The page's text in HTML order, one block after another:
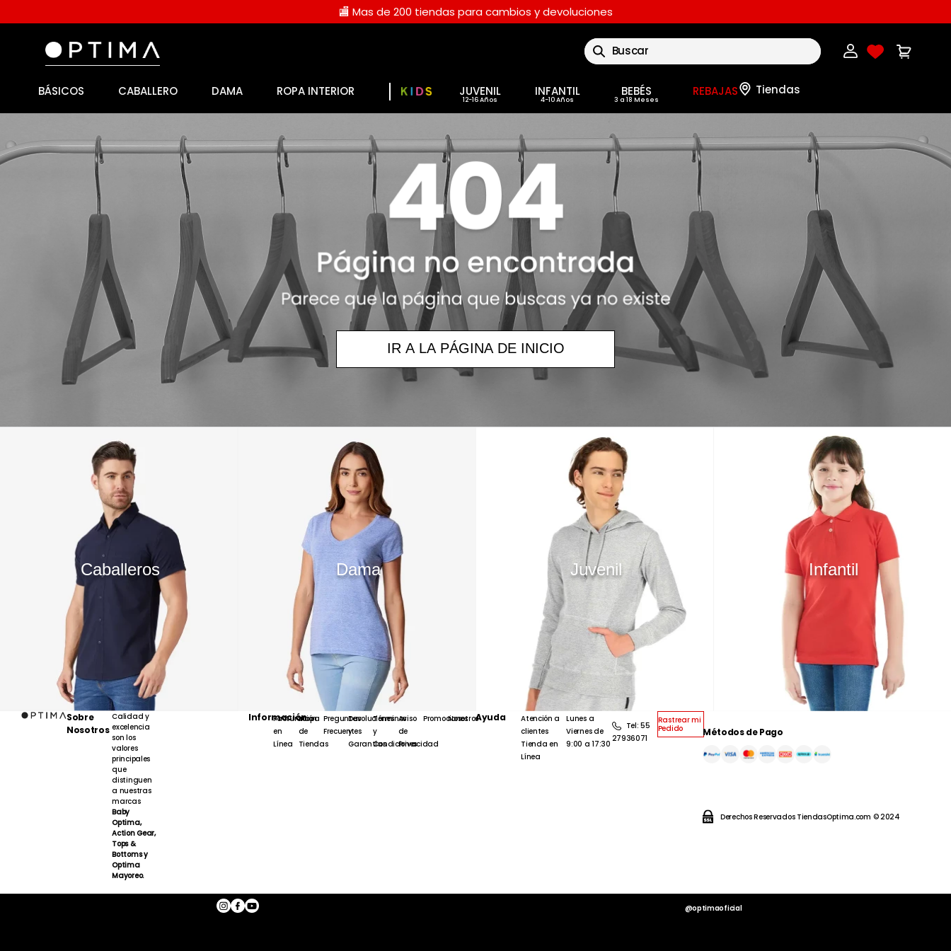
🏬 Mas de 200 tiendas para cambios y devoluciones
Buscar
BÁSICOS CABALLERO DAMA ROPA INTERIOR JUVENIL INFANTIL BEBÉS REBAJAS
IR A LA PÁGINA DE INICIO
Caballeros Dama Juvenil Infantil
Sobre
Nosotros
Calidad y
excelencia
son los
valores
principales
que
distinguen
a nuestras
marcas
Baby
Optima,
Action Gear,
Tops &
Bottoms y
Optima
Mayoreo.
Información
Facturación
en
Línea
Mapa
de
Tiendas
Preguntas
Frecuentes
Devoluciones
y
Garantías
Términos
y
Condiciones
Aviso
de
Privacidad
Promociones
NosotrosAyuda
Atención a
clientes
Tienda en
Línea
Lunes a
Viernes de
9:00 a 17:30
Tel: 55
27936071
Rastrear mi
Pedido
Métodos de Pago
Derechos Reservados TiendasOptima.com © 2024
@optimaoficial
licencia
3.
playeras dama
pantalones caballero
playera polo
playera manga larga